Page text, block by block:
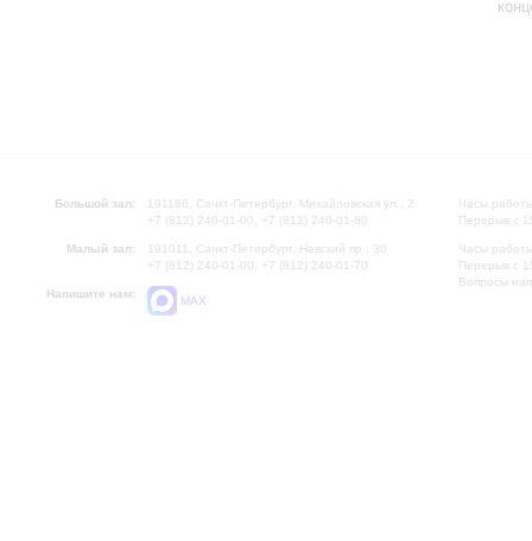
Большой зал:
191186, Санкт-Петербург, Михайловская ул., 2
+7 (812) 240-01-00, +7 (812) 240-01-80
Малый зал:
191011, Санкт-Петербург, Невский пр., 30
+7 (812) 240-01-00, +7 (812) 240-01-70
Напишите нам:
MAX
Часы
Перерыв с
Часы
Перерыв с
Вопросы